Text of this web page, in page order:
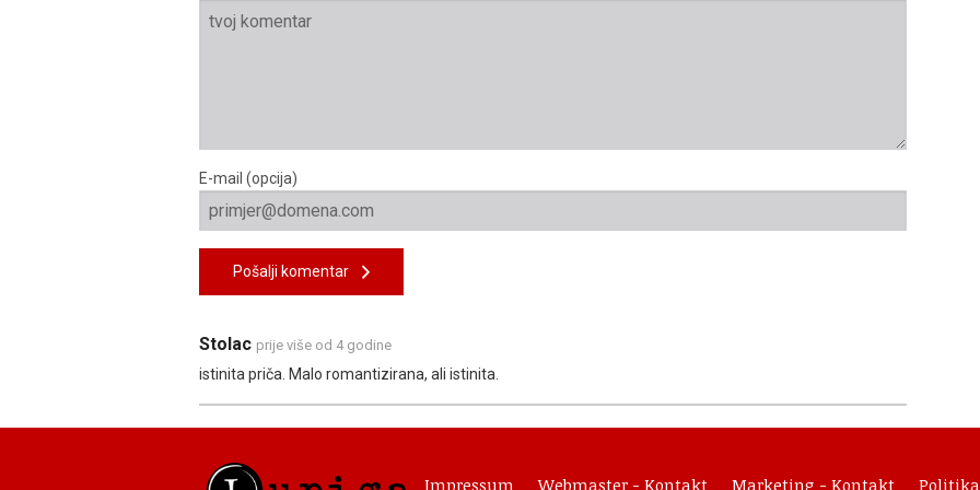
E-mail (opcija)
Pošalji komentar
Stolac prije više od 4 godine
istinita priča. Malo romantizirana, ali istinita.
Impressum Webmaster - Kontakt Marketing - Kontakt